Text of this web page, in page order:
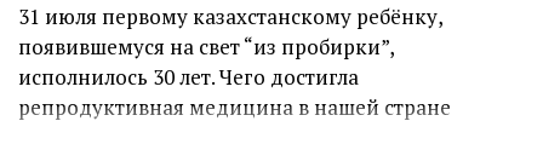
31 июля первому казахстанскому ребёнку,
появившемуся на свет “из пробирки”,
исполнилось 30 лет. Чего достигла
репродуктивная медицина в нашей стране